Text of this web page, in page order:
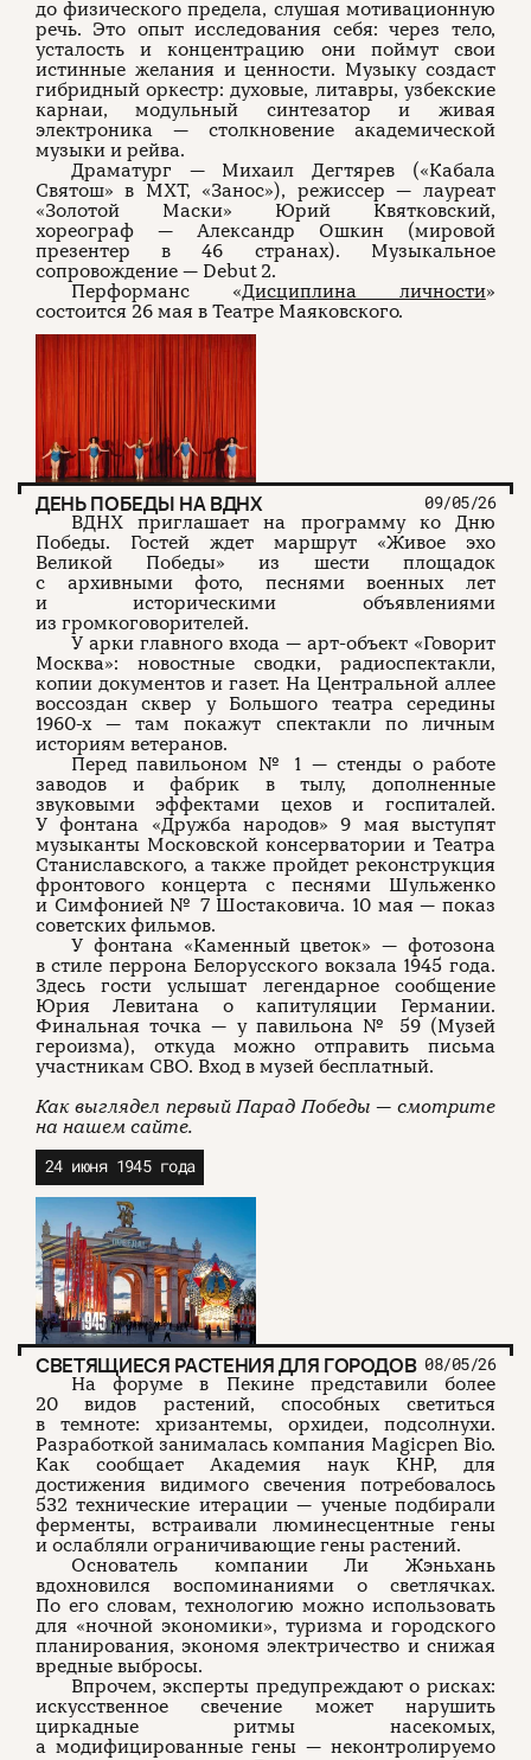
до физического предела, слушая мотивационную
речь. Это опыт исследования себя: через тело,
усталость и концентрацию они поймут свои
истинные желания и ценности. Музыку создаст
гибридный оркестр: духовые, литавры, узбекские
карнаи, модульный синтезатор и живая
электроника — столкновение академической
музыки и рейва.
Драматург — Михаил Дегтярев («Кабала
Святош» в МХТ, «Занос»), режиссер — лауреат
«Золотой Маски» Юрий Квятковский,
хореограф — Александр Ошкин (мировой
презентер в 46 странах). Музыкальное
сопровождение — Debut 2.
Перформанс «Дисциплина личности»
состоится 26 мая в Театре Маяковского.
ДЕНЬ ПОБЕДЫ НА ВДНХ 09/05/26
ВДНХ приглашает на программу ко Дню
Победы. Гостей ждет маршрут «Живое эхо
Великой Победы» из шести площадок
с архивными фото, песнями военных лет
и историческими объявлениями
из громкоговорителей.
У арки главного входа — арт-объект «Говорит
Москва»: новостные сводки, радиоспектакли,
копии документов и газет. На Центральной аллее
воссоздан сквер у Большого театра середины
1960-х — там покажут спектакли по личным
историям ветеранов.
Перед павильоном № 1 — стенды о работе
заводов и фабрик в тылу, дополненные
звуковыми эффектами цехов и госпиталей.
У фонтана «Дружба народов» 9 мая выступят
музыканты Московской консерватории и Театра
Станиславского, а также пройдет реконструкция
фронтового концерта с песнями Шульженко
и Симфонией № 7 Шостаковича. 10 мая — показ
советских фильмов.
У фонтана «Каменный цветок» — фотозона
в стиле перрона Белорусского вокзала 1945 года.
Здесь гости услышат легендарное сообщение
Юрия Левитана о капитуляции Германии.
Финальная точка — у павильона № 59 (Музей
героизма), откуда можно отправить письма
участникам СВО. Вход в музей бесплатный.
Как выглядел первый Парад Победы — смотрите
на нашем сайте.
24 июня 1945 года
СВЕТЯЩИЕСЯ РАСТЕНИЯ ДЛЯ ГОРОДОВ 08/05/26
На форуме в Пекине представили более
20 видов растений, способных светиться
в темноте: хризантемы, орхидеи, подсолнухи.
Разработкой занималась компания Magicpen Bio.
Как сообщает Академия наук КНР, для
достижения видимого свечения потребовалось
532 технические итерации — ученые подбирали
ферменты, встраивали люминесцентные гены
и ослабляли ограничивающие гены растений.
Основатель компании Ли Жэньхань
вдохновился воспоминаниями о светлячках.
По его словам, технологию можно использовать
для «ночной экономики», туризма и городского
планирования, экономя электричество и снижая
вредные выбросы.
Впрочем, эксперты предупреждают о рисках:
искусственное свечение может нарушить
циркадные ритмы насекомых,
а модифицированные гены — неконтролируемо